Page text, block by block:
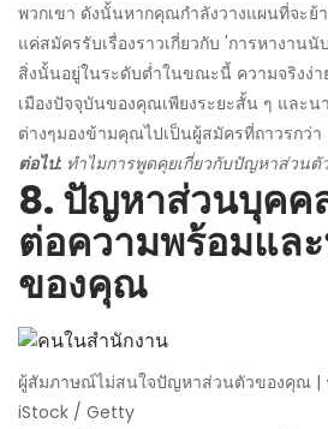
พวกเขา ดังนั้นหากคุณกำลังวางแผนที่จะย้
แค่สมัครรับเรื่องราวเกี่ยวกับ 'การหางาน
สิ่งนั้นอยู่ในระดับต่ำในขณะนี้ ความจริงง่
เมืองปัจจุบันของคุณเพียงระยะสั้น ๆ และ
ต่างๆมองข้ามคุณไปเป็นผู้สมัครที่ถาวรกว่า
ต่อไป: ทำไมการพูดคุยเกี่ยวกับปัญหาส่วนตั
8. ปัญหาส่วนบุคค
ต่อความพร้อมแล
ของคุณ
ผู้สัมภาษณ์ไม่สนใจปัญหาส่วนตัวของคุณ
iStock / Getty